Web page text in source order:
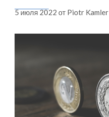
5 июля 2022 от Piotr Kamler